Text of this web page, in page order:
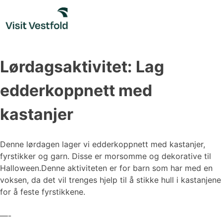
content
Lørdagsaktivitet: Lag
edderkoppnett med
kastanjer
Denne lørdagen lager vi edderkoppnett med kastanjer,
fyrstikker og garn. Disse er morsomme og dekorative til
Halloween.Denne aktiviteten er for barn som har med en
voksen, da det vil trenges hjelp til å stikke hull i kastanjene
for å feste fyrstikkene.
—-